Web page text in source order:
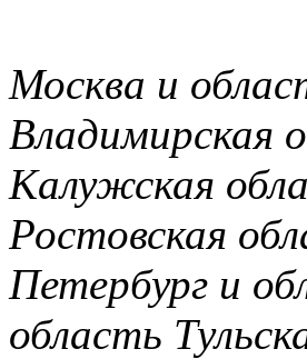
Москва и
Владимирская
Калужская
Ростовская
Петербург и
область